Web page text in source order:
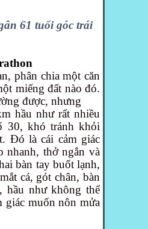
61 tuổi góc trái
phân chia một căn
miếng đất nào đó.
được, nhưng
hầu như rất nhiều
30, khó tránh khỏi
Đó là cái cảm giác
nhanh, thở ngắn và
bàn tay buốt lạnh,
cá, gót chân, bàn
hầu như không thể
giác muốn nôn mửa